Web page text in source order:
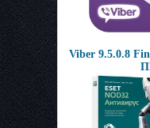
Viber 9.5.0.8